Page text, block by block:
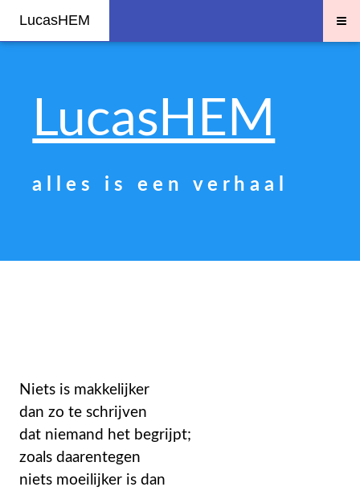
≡
LucasHEM
LucasHEM
a l l e s i s e e n v e r h a a l
Niets is makkelijker
dan zo te schrijven
dat niemand het begrijpt;
zoals daarentegen
niets moeilijker is dan